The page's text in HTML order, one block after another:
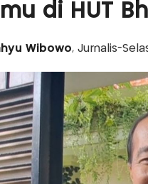
di HUT
Wibowo, Jurnalis-